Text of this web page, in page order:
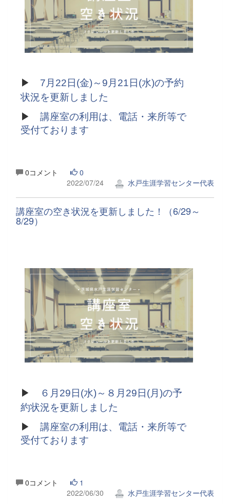
▶ 7月22日(金)～9月21日(水)の予約
状況を更新しました
▶ 講座室の利用は、電話・来所等で
受付ております
0コメント
0
2022/07/24
水戸生涯学習センター代表
講座室の空き状況を更新しました！（6/29～
8/29）
▶
６月29日(水)～８月29日(月)の予
約状況を更新しました
▶ 講座室の利用は、電話・来所等で
受付ております
0コメント
1
2022/06/30
水戸生涯学習センター代表